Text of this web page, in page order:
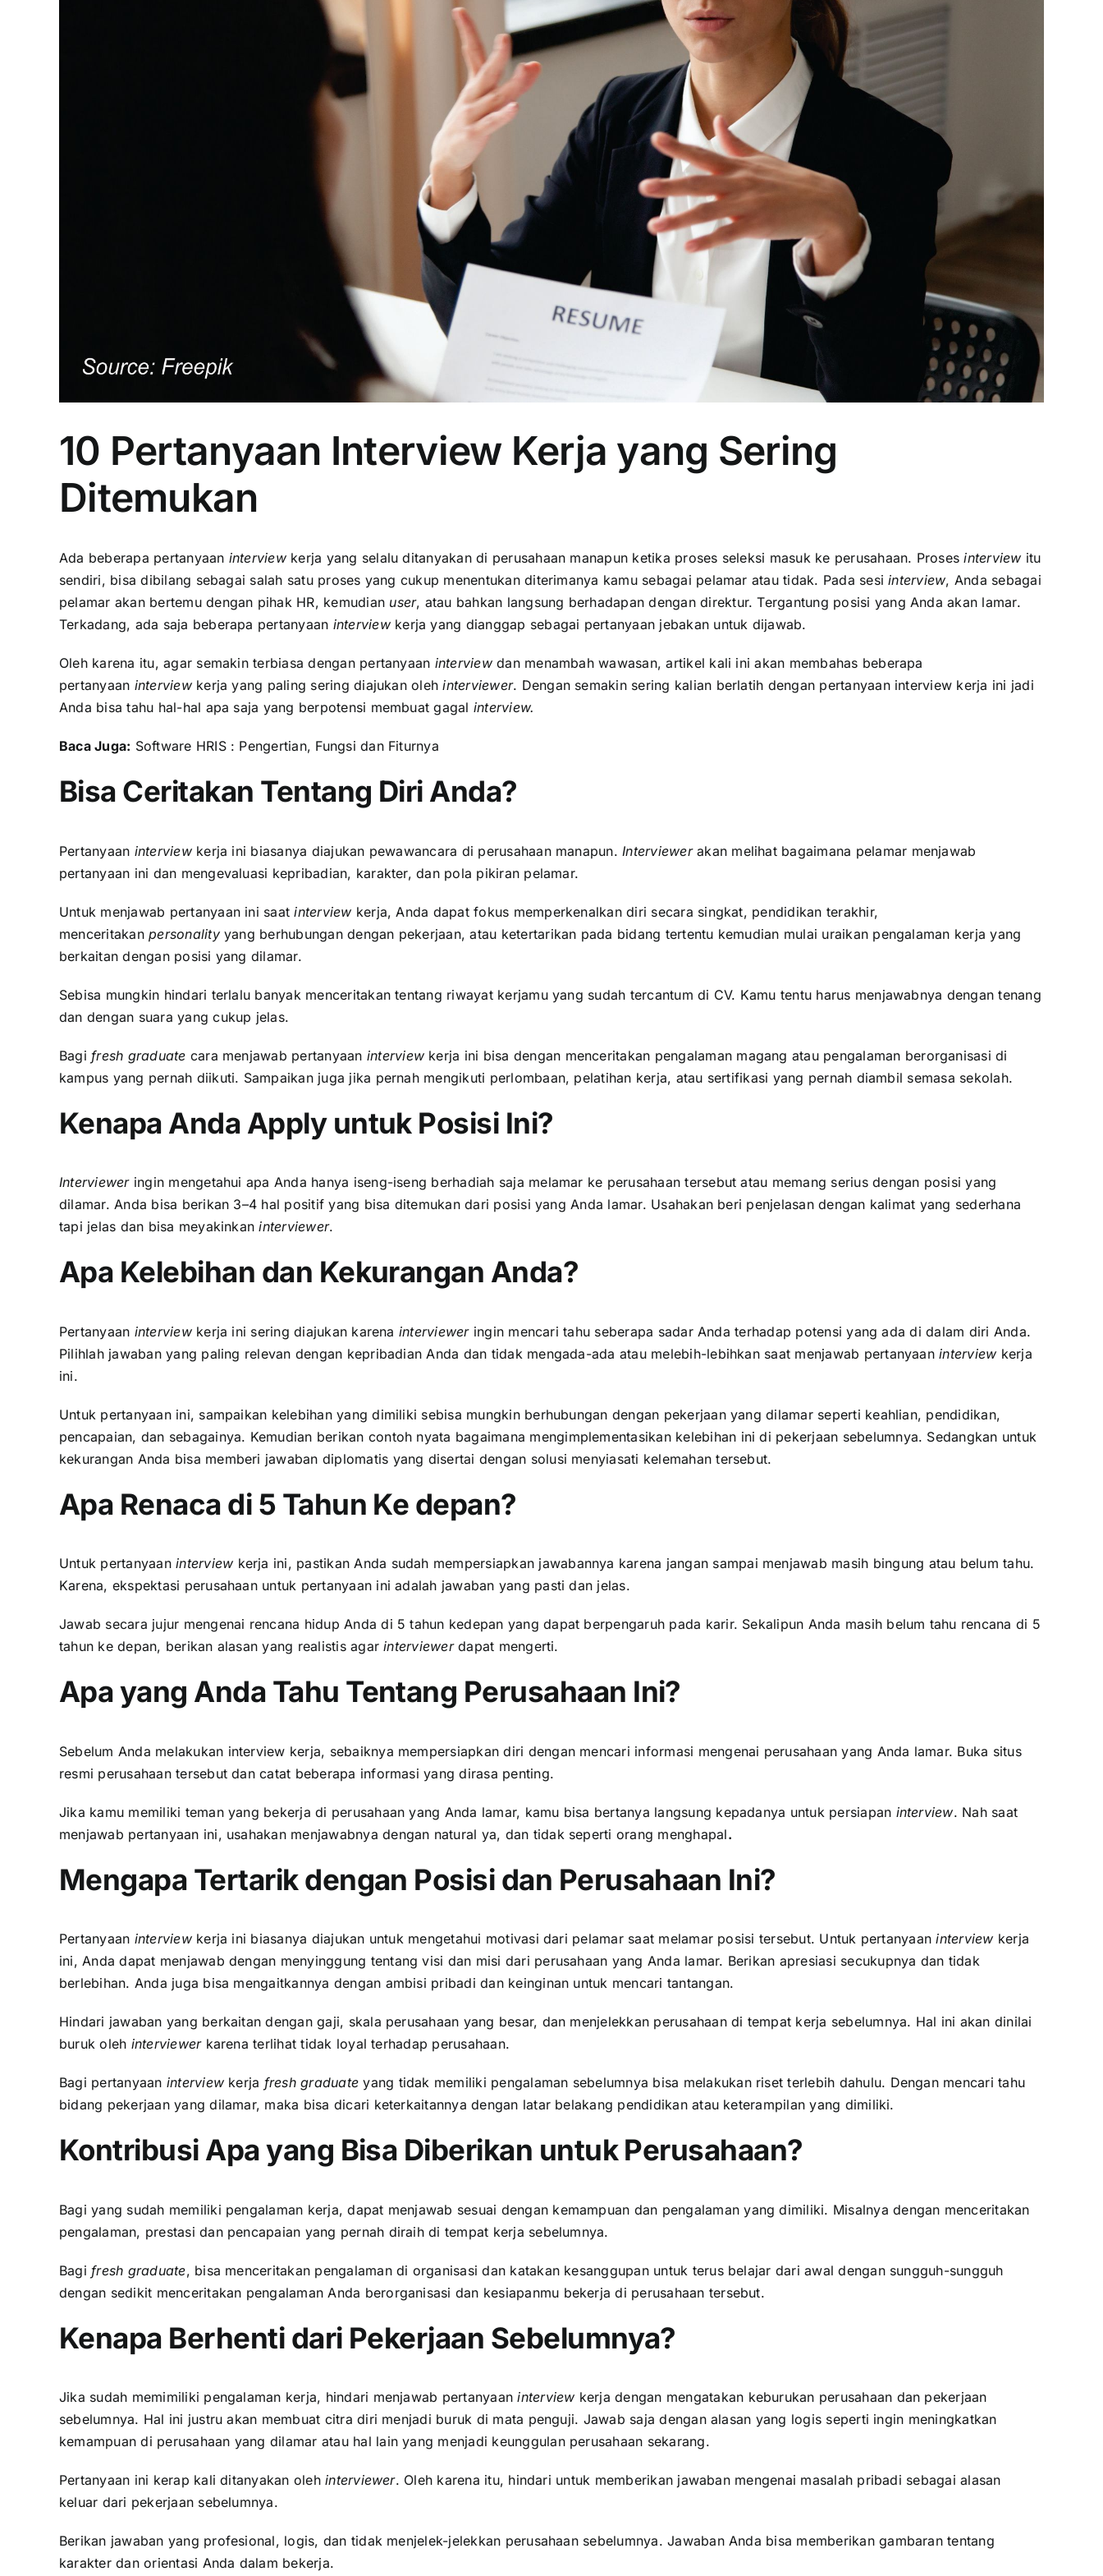
10 Pertanyaan Interview Kerja yang Sering
Ditemukan
Ada beberapa pertanyaan interview kerja yang selalu ditanyakan di perusahaan manapun ketika proses seleksi masuk ke perusahaan. Prosesinterview itu
sendiri, bisa dibilang sebagai salah satu proses yang cukup menentukan diterimanya kamu sebagai pelamar atau tidak. Pada sesiinterview, Anda sebagai
pelamar akan bertemu dengan pihak HR, kemudian user, atau bahkan langsung berhadapan dengan direktur. Tergantung posisi yang Anda akan lamar.
Terkadang, ada saja beberapa pertanyaan interviewkerjayang dianggap sebagai pertanyaan jebakan untuk dijawab.
Oleh karena itu, agar semakin terbiasa dengan pertanyaan interviewdan menambah wawasan, artikel kali ini akan membahas beberapa
pertanyaan interview kerja yang paling sering diajukan olehinterviewer. Dengan semakin sering kalian berlatih dengan pertanyaan interview kerja ini jadi
Anda bisa tahu hal-hal apa saja yang berpotensi membuat gagal interview.
Baca Juga: Software HRIS : Pengertian, Fungsi dan Fiturnya
Bisa Ceritakan Tentang Diri Anda?
Pertanyaan interviewkerja ini biasanya diajukan pewawancara di perusahaan manapun. Interviewerakan melihat bagaimana pelamar menjawab
pertanyaan ini dan mengevaluasi kepribadian, karakter, dan pola pikiran pelamar.
Untuk menjawab pertanyaan ini saatinterview kerja, Anda dapat fokus memperkenalkan diri secara singkat, pendidikan terakhir,
menceritakanpersonalityyang berhubungan dengan pekerjaan, atau ketertarikan pada bidang tertentu kemudian mulai uraikan pengalaman kerja yang
berkaitan dengan posisi yang dilamar.
Sebisa mungkin hindari terlalu banyak menceritakan tentang riwayat kerjamu yang sudah tercantum di CV. Kamu tentu harus menjawabnya dengan tenang
dan dengan suara yang cukup jelas.
Bagifresh graduate cara menjawab pertanyaan interview kerja ini bisa dengan menceritakan pengalaman magang atau pengalaman berorganisasi di
kampus yang pernah diikuti. Sampaikan juga jika pernah mengikuti perlombaan, pelatihan kerja, atau sertifikasi yang pernah diambil semasa sekolah.
Kenapa Anda Apply untuk Posisi Ini?
Intervieweringin mengetahui apa Anda hanya iseng-iseng berhadiah saja melamar ke perusahaan tersebut atau memang serius dengan posisi yang
dilamar. Anda bisa berikan 3–4 hal positif yang bisa ditemukan dari posisi yang Anda lamar. Usahakan beri penjelasan dengan kalimat yang sederhana
tapi jelas dan bisa meyakinkaninterviewer.
Apa Kelebihan dan Kekurangan Anda?
Pertanyaan interview kerja ini sering diajukan karena intervieweringin mencari tahu seberapa sadar Anda terhadap potensi yang ada di dalam diri Anda.
Pilihlah jawaban yang paling relevan dengan kepribadian Anda dan tidak mengada-ada atau melebih-lebihkan saat menjawab pertanyaaninterview kerja
ini.
Untuk pertanyaan ini, sampaikan kelebihan yang dimiliki sebisa mungkin berhubungan dengan pekerjaan yang dilamar seperti keahlian, pendidikan,
pencapaian, dan sebagainya. Kemudian berikan contoh nyata bagaimana mengimplementasikan kelebihan ini di pekerjaan sebelumnya. Sedangkan untuk
kekurangan Anda bisa memberi jawaban diplomatis yang disertai dengan solusi menyiasati kelemahan tersebut.
Apa Renaca di 5 Tahun Ke depan?
Untuk pertanyaaninterview kerja ini, pastikan Anda sudah mempersiapkan jawabannya karena jangan sampai menjawab masih bingung atau belum tahu.
Karena, ekspektasi perusahaan untuk pertanyaan ini adalah jawaban yang pasti dan jelas.
Jawab secara jujur mengenai rencana hidup Anda di 5 tahun kedepan yang dapat berpengaruh pada karir. Sekalipun Anda masih belum tahu rencana di 5
tahun ke depan, berikan alasan yang realistis agarinterviewerdapat mengerti.
Apa yang Anda Tahu Tentang Perusahaan Ini?
Sebelum Anda melakukan interview kerja, sebaiknya mempersiapkan diri dengan mencari informasi mengenai perusahaan yang Anda lamar. Buka situs
resmi perusahaan tersebut dan catat beberapa informasi yang dirasa penting.
Jika kamu memiliki teman yang bekerja di perusahaan yang Anda lamar, kamu bisa bertanya langsung kepadanya untuk persiapan interview. Nah saat
menjawab pertanyaan ini, usahakan menjawabnya dengan natural ya, dan tidak seperti orang menghapal.
Mengapa Tertarik dengan Posisi dan Perusahaan Ini?
Pertanyaan interviewkerja ini biasanya diajukan untuk mengetahui motivasi dari pelamar saat melamar posisi tersebut. Untuk pertanyaaninterview kerja
ini, Anda dapat menjawab dengan menyinggung tentang visi dan misi dari perusahaan yang Anda lamar. Berikan apresiasi secukupnya dan tidak
berlebihan. Anda juga bisa mengaitkannya dengan ambisi pribadi dan keinginan untuk mencari tantangan.
Hindari jawaban yang berkaitan dengan gaji, skala perusahaan yang besar, dan menjelekkan perusahaan di tempat kerja sebelumnya. Hal ini akan dinilai
buruk oleh interviewerkarena terlihat tidak loyal terhadap perusahaan.
Bagi pertanyaan interview kerja fresh graduate yang tidak memiliki pengalaman sebelumnya bisa melakukan riset terlebih dahulu. Dengan mencari tahu
bidang pekerjaan yang dilamar, maka bisa dicari keterkaitannya dengan latar belakang pendidikan atau keterampilan yang dimiliki.
Kontribusi Apa yang Bisa Diberikan untuk Perusahaan?
Bagi yang sudah memiliki pengalaman kerja, dapat menjawab sesuai dengan kemampuan dan pengalaman yang dimiliki. Misalnya dengan menceritakan
pengalaman, prestasi dan pencapaian yang pernah diraih di tempat kerja sebelumnya.
Bagifresh graduate, bisa menceritakan pengalaman di organisasi dan katakan kesanggupan untuk terus belajar dari awal dengan sungguh-sungguh
dengan sedikit menceritakan pengalaman Anda berorganisasi dan kesiapanmu bekerja di perusahaan tersebut.
Kenapa Berhenti dari Pekerjaan Sebelumnya?
Jika sudah memimiliki pengalaman kerja, hindari menjawab pertanyaaninterview kerja dengan mengatakan keburukan perusahaan dan pekerjaan
sebelumnya. Hal ini justru akan membuat citra diri menjadi buruk di mata penguji. Jawab saja dengan alasan yang logis seperti ingin meningkatkan
kemampuan di perusahaan yang dilamar atau hal lain yang menjadi keunggulan perusahaan sekarang.
Pertanyaan ini kerap kali ditanyakan olehinterviewer. Oleh karena itu, hindari untuk memberikan jawaban mengenai masalah pribadi sebagai alasan
keluar dari pekerjaan sebelumnya.
Berikan jawaban yang profesional, logis, dan tidak menjelek-jelekkan perusahaan sebelumnya. Jawaban Anda bisa memberikan gambaran tentang
karakter dan orientasi Anda dalam bekerja.